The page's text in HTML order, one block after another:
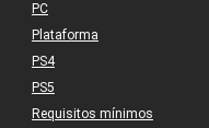
PC
Plataforma
PS4
PS5
Requisitos mínimos